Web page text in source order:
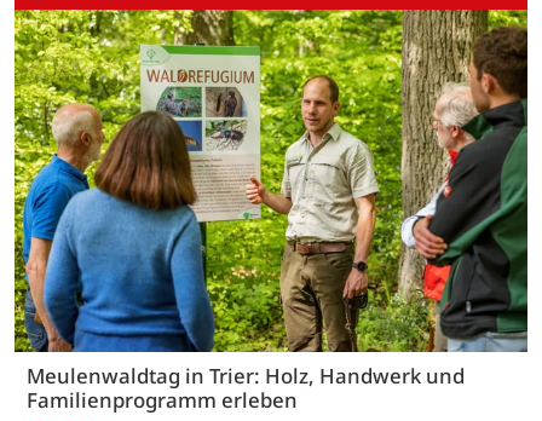
Meulenwaldtag in Trier: Holz, Handwerk und
Familienprogramm erleben